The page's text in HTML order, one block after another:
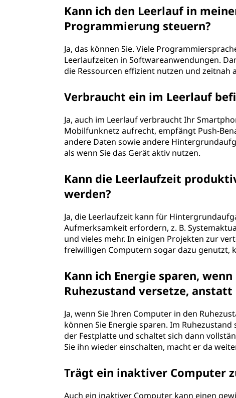
Kann ich den Leerlauf in
Programmierung steuern?
Ja, das können Sie. Viele
Leerlaufzeiten in Softwareanwendungen.
die Ressourcen effizient nutzen und zeitnah
Verbraucht ein im Leerlauf
Ja, auch im Leerlauf verbraucht Ihr
Mobilfunknetz aufrecht, empfängt Push-
andere Daten sowie andere
als wenn Sie das Gerät aktiv nutzen.
Kann die Leerlaufzeit
werden?
Ja, die Leerlaufzeit kann für
Aufmerksamkeit erfordern, z. B.
und vieles mehr. In einigen Projekten zur
freiwilligen Computern sogar dazu genutzt,
Kann ich Energie sparen,
Ruhezustand versetze,
Ja, wenn Sie Ihren Computer in den
können Sie Energie sparen. Im
der Festplatte und schaltet sich dann
Sie ihn wieder einschalten, macht er da
Trägt ein inaktiver Computer
Auch ein inaktiver Computer kann einen